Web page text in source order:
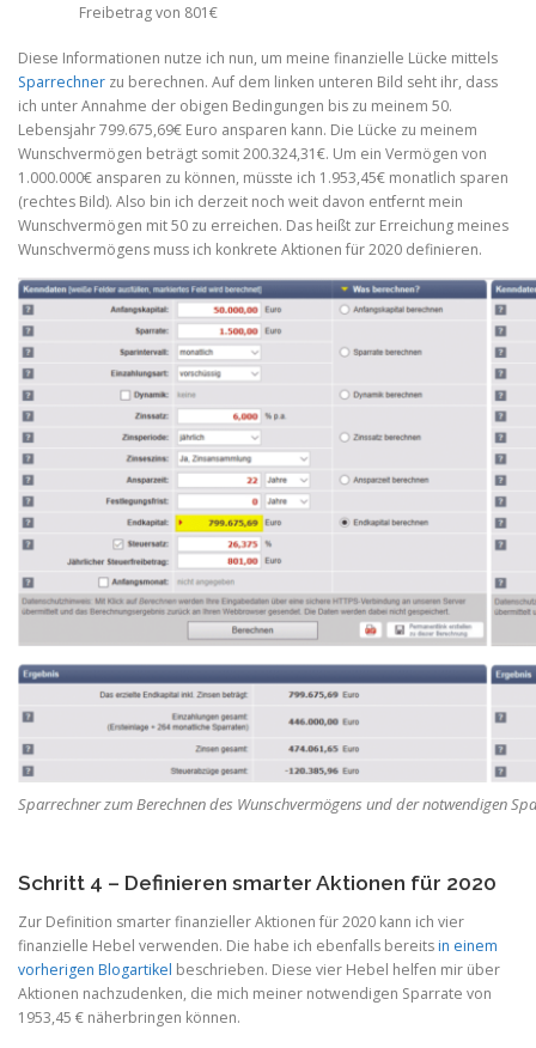
Freibetrag von 801€
Diese Informationen nutze ich nun, um meine finanzielle Lücke mittels
Sparrechner zu berechnen. Auf dem linken unteren Bild seht ihr, dass
ich unter Annahme der obigen Bedingungen bis zu meinem 50.
Lebensjahr 799.675,69€ Euro ansparen kann. Die Lücke zu meinem
Wunschvermögen beträgt somit 200.324,31€. Um ein Vermögen von
1.000.000€ ansparen zu können, müsste ich 1.953,45€ monatlich sparen
(rechtes Bild). Also bin ich derzeit noch weit davon entfernt mein
Wunschvermögen mit 50 zu erreichen. Das heißt zur Erreichung meines
Wunschvermögens muss ich konkrete Aktionen für 2020 definieren.
Sparrechner zum Berechnen des Wunschvermögens und der notwendigen
Schritt 4 – Definieren smarter Aktionen für 2020
Zur Definition smarter finanzieller Aktionen für 2020 kann ich vier
finanzielle Hebel verwenden. Die habe ich ebenfalls bereitsin einem
vorherigen Blogartikel beschrieben. Diese vier Hebel helfen mir über
Aktionen nachzudenken, die mich meiner notwendigen Sparrate von
1953,45 € näherbringen können.